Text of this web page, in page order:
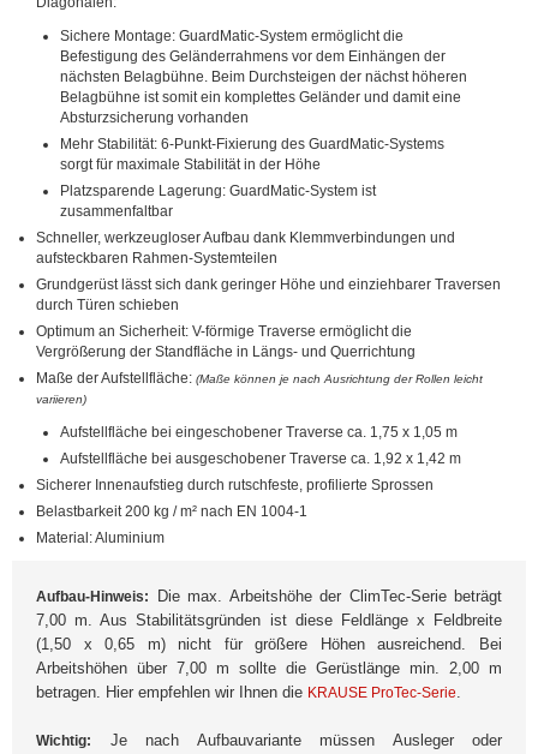
Sichere Montage: GuardMatic-System ermöglicht die
Befestigung des Geländerrahmens vor dem Einhängen der
nächsten Belagbühne. Beim Durchsteigen der nächst höheren
Belagbühne ist somit ein komplettes Geländer und damit eine
Absturzsicherung vorhanden
Mehr Stabilität: 6-Punkt-Fixierung des GuardMatic-Systems
sorgt für maximale Stabilität in der Höhe
Platzsparende Lagerung: GuardMatic-System ist
zusammenfaltbar
Schneller, werkzeugloser Aufbau dank Klemmverbindungen und
aufsteckbaren Rahmen-Systemteilen
Grundgerüst lässt sich dank geringer Höhe und einziehbarer Traversen
durch Türen schieben
Optimum an Sicherheit: V-förmige Traverse ermöglicht die
Vergrößerung der Standfläche in Längs- und Querrichtung
Maße der Aufstellfläche: (Maße können je nach Ausrichtung der Rollen leicht
variieren)
Aufstellfläche bei eingeschobener Traverse ca. 1,75 x 1,05 m
Aufstellfläche bei ausgeschobener Traverse ca. 1,92 x 1,42 m
Sicherer Innenaufstieg durch rutschfeste, profilierte Sprossen
Belastbarkeit 200 kg / m² nach EN 1004-1
Material: Aluminium
Aufbau-Hinweis:
Die max. Arbeitshöhe der ClimTec-Serie beträgt
7,00 m. Aus Stabilitätsgründen ist diese Feldlänge x Feldbreite
(1,50 x 0,65 m) nicht für größere Höhen ausreichend. Bei
Arbeitshöhen über 7,00 m sollte die Gerüstlänge min. 2,00 m
betragen. Hier empfehlen wir Ihnen die KRAUSE ProTec-Serie
Wichtig: Je nach Aufbauvariante müssen Ausleger oder